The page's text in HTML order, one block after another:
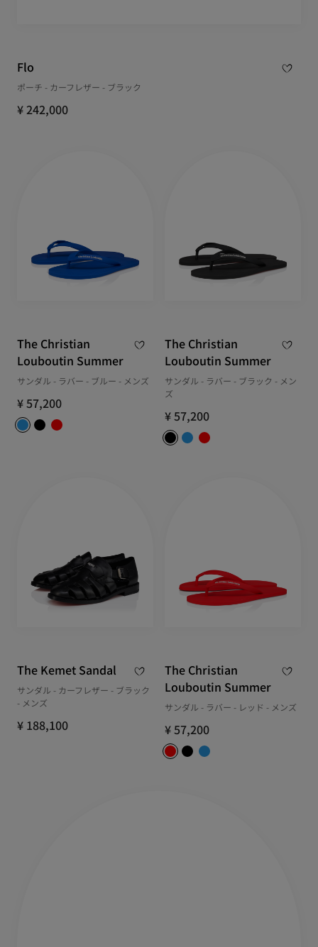
Flo
ポーチ - カーフレザー - ブラック
¥ 242,000
The Christian
Louboutin Summer
サンダル - ラバー - ブルー - メンズ
¥ 57,200
The Christian
Louboutin Summer
サンダル - ラバー - ブラック - メン
ズ
¥ 57,200
The Kemet Sandal
サンダル - カーフレザー - ブラック
- メンズ
¥ 188,100
The Christian
Louboutin Summer
サンダル - ラバー - レッド - メンズ
¥ 57,200